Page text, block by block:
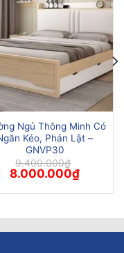
Ngủ Thông Minh Có
Kéo, Phản Lật –
GNVP30
9.400.000₫
Giá
gốc
là:
8.000.000₫Giá
tại